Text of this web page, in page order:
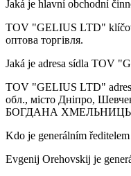
Jaká je hlavní obchodní
TOV "GELIUS LTD"
оптова торгівля.
Jaká je adresa sídla TOV
TOV "GELIUS LTD"
обл., місто Дніпро,
БОГДАНА
Kdo je generálním ředitelem
Evgenij Orehovskij je